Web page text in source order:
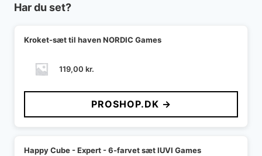
Har du set?
Kroket-sæt til haven NORDIC Games
119,00 kr.
PROSHOP.DK →
Happy Cube - Expert - 6-farvet sæt IUVI Games